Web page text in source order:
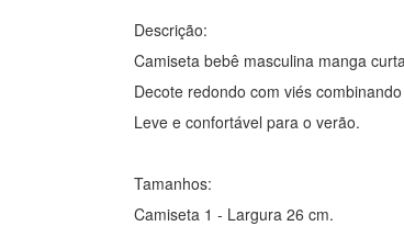
Descrição:
Camiseta bebê masculina manga
Decote redondo com viés
Leve e confortável para o verão.
Tamanhos:
Camiseta 1 - Largura 26 cm.